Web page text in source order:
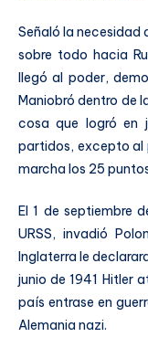
Señaló la necesidad
sobre todo hacia
llegó al poder,
Maniobró dentro de
cosa que logró en
partidos, excepto al
marcha los 25
El 1 de septiembre
URSS, invadió
Inglaterra le
junio de 1941 Hitler
país entrase en
Alemania nazi.